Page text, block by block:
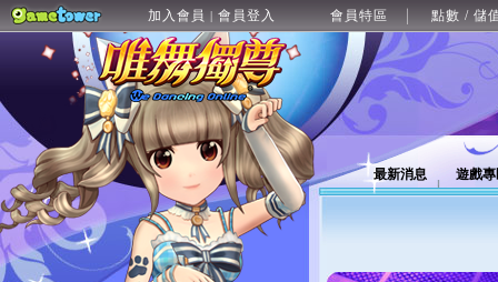
加入會員 | 會員登入 會員特區 點數 / 儲
最新消息 遊戲